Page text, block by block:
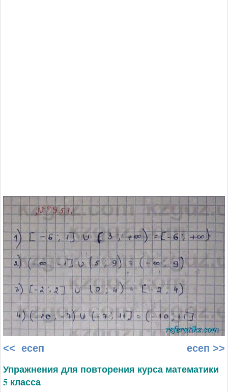
<< есеп есеп >>
Упражнения для повторения курса математики
5 класса